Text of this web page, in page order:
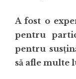
A fost o
pentru
pentru
să afle multe